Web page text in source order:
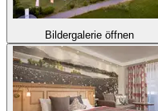
Bildergalerie öffnen